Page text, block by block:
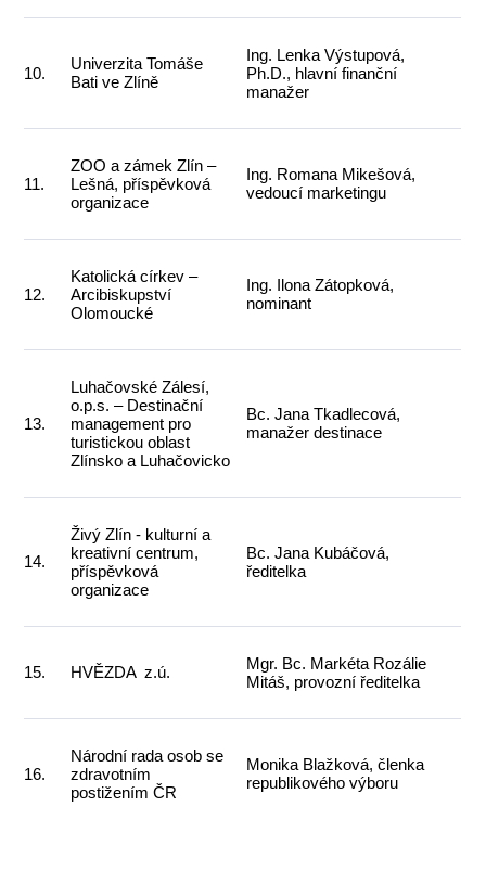
10.
Univerzita Tomáše
Bati ve Zlíně
Ing. Lenka Výstupová,
Ph.D., hlavní finanční
manažer
11.
ZOO a zámek Zlín –
Lešná, příspěvková
organizace
Ing. Romana Mikešová,
vedoucí marketingu
12.
Katolická církev –
Arcibiskupství
Olomoucké
Ing. Ilona Zátopková,
nominant
13.
Luhačovské Zálesí,
o.p.s. – Destinační
management pro
turistickou oblast
Zlínsko a Luhačovicko
Bc. Jana Tkadlecová,
manažer destinace
14.
Živý Zlín - kulturní a
kreativní centrum,
příspěvková
organizace
Bc. Jana Kubáčová,
ředitelka
15. HVĚZDA z.ú.
Mgr. Bc. Markéta Rozálie
Mitáš, provozní ředitelka
16.
Národní rada osob se
zdravotním
postižením ČR
Monika Blažková, členka
republikového výboru